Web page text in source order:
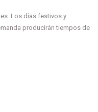
Los días festivos y
producirán tiempos de